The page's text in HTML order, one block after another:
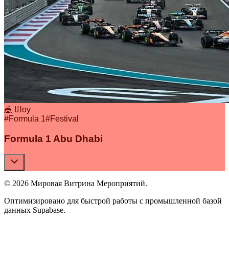
🎪 Шоу
#Formula 1#Festival
Formula 1 Abu Dhabi
© 2026 Мировая Витрина Мероприятий.
Оптимизировано для быстрой работы с промышленной базой
данных Supabase.